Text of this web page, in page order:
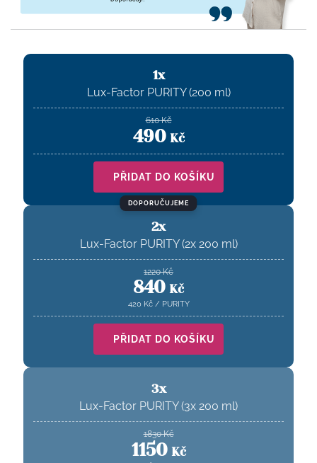
1x
Lux-Factor PURITY (200 ml)
610 Kč
490 Kč
PŘIDAT DO KOŠÍKU
DOPORUČUJEME
2x
Lux-Factor PURITY (2x 200 ml)
1220 Kč
840 Kč
420 Kč/ PURITY
PŘIDAT DO KOŠÍKU
3x
Lux-Factor PURITY (3x 200 ml)
1830 Kč
1150 Kč